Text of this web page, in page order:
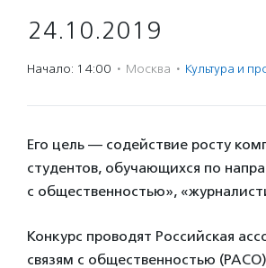
24.10.2019
Начало: 14:00 · Москва · Культура и
Его цель — содействие росту
студентов, обучающихся по
с общественностью»,
Конкурс проводят Российская
связям с общественностью